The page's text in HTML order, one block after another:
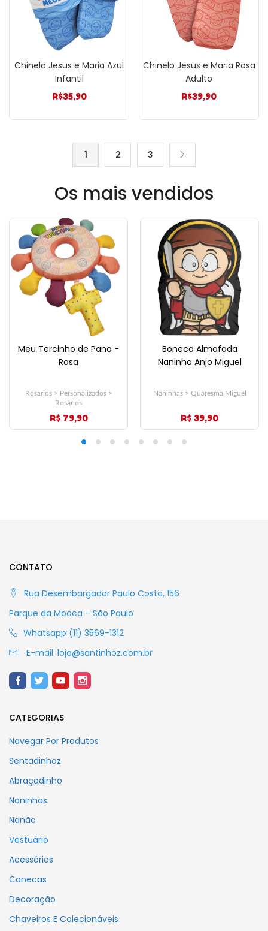
Chinelo Jesus e Maria Azul
Infantil
R$35,90
Chinelo Jesus e Maria Rosa
Adulto
R$39,90
1 2 3
Os mais vendidos
Meu Tercinho de Pano -
Rosa
Rosários > Personalizados >
Rosários
R$ 79,90
Boneco Almofada
Naninha Anjo Miguel
Naninhas > Quaresma Miguel
R$ 39,90
CONTATO
Rua Desembargador Paulo Costa, 156
Parque da Mooca – São Paulo
Whatsapp (11) 3569-1312
E-mail: loja@santinhoz.com.br
CATEGORIAS
Navegar Por Produtos
Sentadinhoz
Abraçadinho
Naninhas
Nanão
Vestuário
Acessórios
Canecas
Decoração
Chaveiros E Colecionáveis